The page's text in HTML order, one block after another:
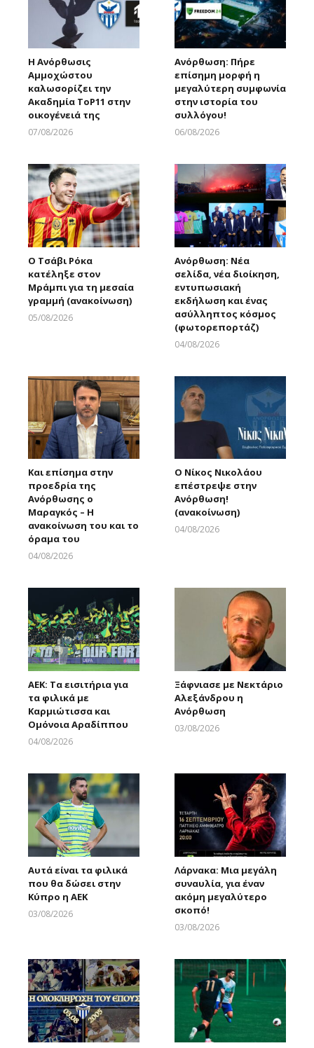
Η Ανόρθωσις
Αμμοχώστου
καλωσορίζει την
Ακαδημία ToP11 στην
οικογένειά της
07/08/2026
Ανόρθωση: Πήρε
επίσημη μορφή η
μεγαλύτερη συμφωνία
στην ιστορία του
συλλόγου!
06/08/2026
Ο Τσάβι Ρόκα
κατέληξε στον
Μράμπι για τη μεσαία
γραμμή (ανακοίνωση)
05/08/2026
Ανόρθωση: Νέα
σελίδα, νέα διοίκηση,
εντυπωσιακή
εκδήλωση και ένας
ασύλληπτος κόσμος
(φωτορεπορτάζ)
04/08/2026
Και επίσημα στην
προεδρία της
Ανόρθωσης ο
Μαραγκός – Η
ανακοίνωση του και το
όραμα του
04/08/2026
Ο Νίκος Νικολάου
επέστρεψε στην
Ανόρθωση!
(ανακοίνωση)
04/08/2026
ΑΕΚ: Τα εισιτήρια για
τα φιλικά με
Καρμιώτισσα και
Ομόνοια Αραδίππου
04/08/2026
Ξάφνιασε με Νεκτάριο
Αλεξάνδρου η
Ανόρθωση
03/08/2026
Αυτά είναι τα φιλικά
που θα δώσει στην
Κύπρο η ΑΕΚ
03/08/2026
Λάρνακα: Μια μεγάλη
συναυλία, για έναν
ακόμη μεγαλύτερο
σκοπό!
03/08/2026